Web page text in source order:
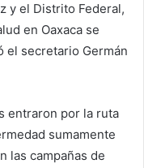
y el Distrito Federal,
en Oaxaca se
el secretario Germán
entraron por la ruta
sumamente
las campañas de